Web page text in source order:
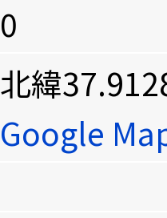
0
北緯
Google